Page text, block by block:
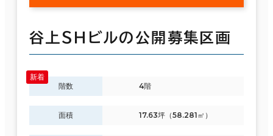
谷上ＳＨビルの公開募集区画
階数 4階
面積 17.63坪（58.281㎡）